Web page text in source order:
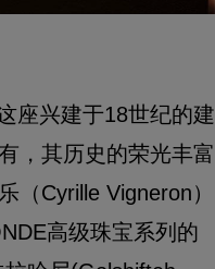
座兴建于18世纪的建
，其历史的荣光丰富
（Cyrille Vigneron）
高级珠宝系列的